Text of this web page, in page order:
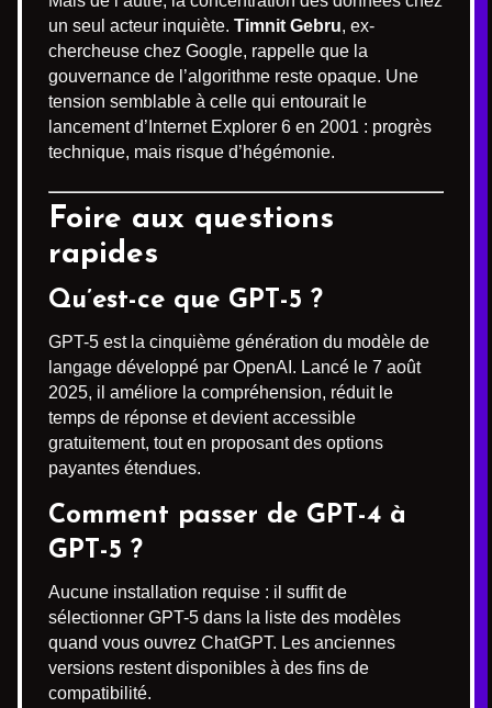
un seul acteur inquiète. Timnit Gebru, ex-
chercheuse chez Google, rappelle que la
gouvernance de l’algorithme reste opaque. Une
tension semblable à celle qui entourait le
lancement d’Internet Explorer 6 en 2001 : progrès
technique, mais risque d’hégémonie.
Foire aux questions
rapides
Qu’est-ce que GPT-5 ?
GPT-5 est la cinquième génération du modèle de
langage développé par OpenAI. Lancé le 7 août
2025, il améliore la compréhension, réduit le
temps de réponse et devient accessible
gratuitement, tout en proposant des options
payantes étendues.
Comment passer de GPT-4 à
GPT-5 ?
Aucune installation requise : il suffit de
sélectionner GPT-5 dans la liste des modèles
quand vous ouvrez ChatGPT. Les anciennes
versions restent disponibles à des fins de
compatibilité.